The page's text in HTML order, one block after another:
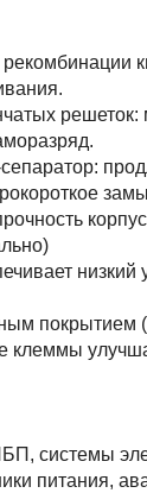
низкий
покрытием
клеммы
системы
питания,